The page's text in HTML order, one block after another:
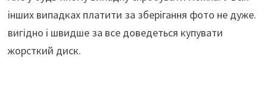
інших випадках платити за зберігання фото не дуже.
вигідно і швидше за все доведеться купувати
жорсткий диск.